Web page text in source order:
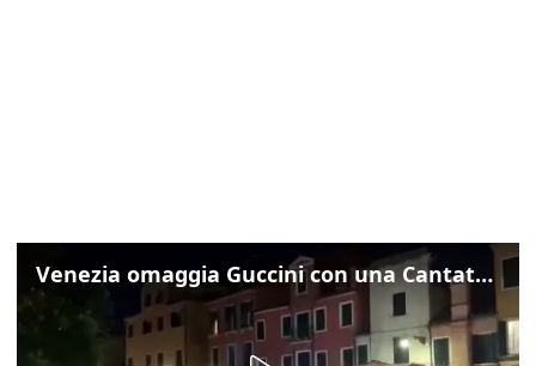
Venezia omaggia Guccini con una Cantata Anarchica in campo Santa Margherita